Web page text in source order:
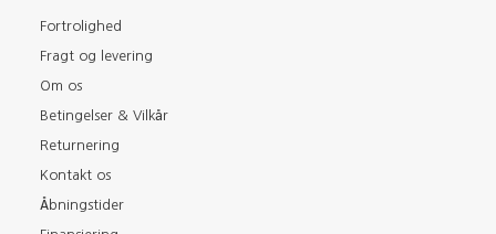
Fortrolighed
Fragt og levering
Om os
Betingelser & Vilkår
Returnering
Kontakt os
Åbningstider